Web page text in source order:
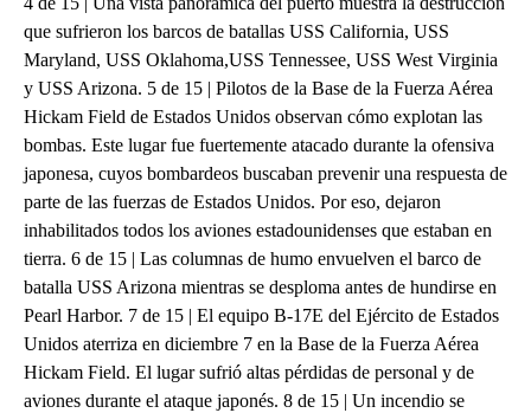
que sufrieron los barcos de batallas USS California, USS
Maryland, USS Oklahoma,USS Tennessee, USS West Virginia
y USS Arizona. 5 de 15 | Pilotos de la Base de la Fuerza Aérea
Hickam Field de Estados Unidos observan cómo explotan las
bombas. Este lugar fue fuertemente atacado durante la ofensiva
japonesa, cuyos bombardeos buscaban prevenir una respuesta de
parte de las fuerzas de Estados Unidos. Por eso, dejaron
inhabilitados todos los aviones estadounidenses que estaban en
tierra. 6 de 15 | Las columnas de humo envuelven el barco de
batalla USS Arizona mientras se desploma antes de hundirse en
Pearl Harbor. 7 de 15 | El equipo B-17E del Ejército de Estados
Unidos aterriza en diciembre 7 en la Base de la Fuerza Aérea
Hickam Field. El lugar sufrió altas pérdidas de personal y de
aviones durante el ataque japonés. 8 de 15 | Un incendio se